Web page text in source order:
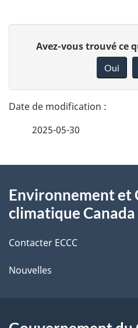
t
a
l
s
d
e
l
n
o
t
r
r
t
Avez-vous trouvé ce
Oui
2025-05-30
propos
ce
site
Environnement et
climatique Canada
Contacter ECCC
Nouvelles